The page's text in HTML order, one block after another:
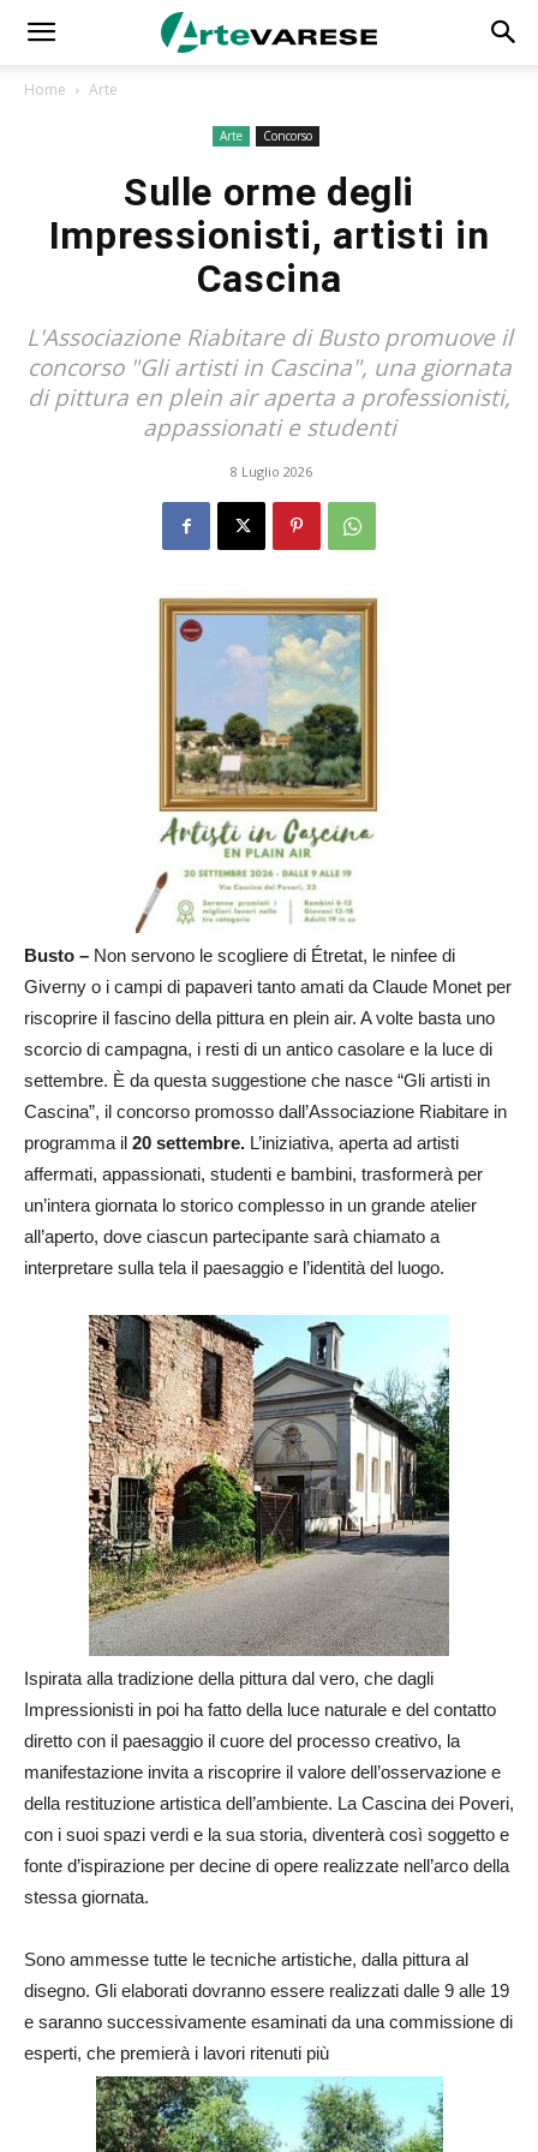
Home Arte
Arte Concorso
Sulle orme degli
Impressionisti, artisti in
Cascina
L'Associazione Riabitare di Busto promuove il
concorso "Gli artisti in Cascina", una giornata
di pittura en plein air aperta a professionisti,
appassionati e studenti
8 Luglio 2026
Busto – Non servono le scogliere di Étretat, le ninfee di
Giverny o i campi di papaveri tanto amati da Claude Monet per
riscoprire il fascino della pittura en plein air. A volte basta uno
scorcio di campagna, i resti di un antico casolare e la luce di
settembre. È da questa suggestione che nasce “Gli artisti in
Cascina”, il concorso promosso dall’Associazione Riabitare in
programma il 20 settembre. L’iniziativa, aperta ad artisti
affermati, appassionati, studenti e bambini, trasformerà per
un’intera giornata lo storico complesso in un grande atelier
all’aperto, dove ciascun partecipante sarà chiamato a
interpretare sulla tela il paesaggio e l’identità del luogo.
Ispirata alla tradizione della pittura dal vero, che dagli
Impressionisti in poi ha fatto della luce naturale e del contatto
diretto con il paesaggio il cuore del processo creativo, la
manifestazione invita a riscoprire il valore dell’osservazione e
della restituzione artistica dell’ambiente. La Cascina dei Poveri,
con i suoi spazi verdi e la sua storia, diventerà così soggetto e
fonte d’ispirazione per decine di opere realizzate nell’arco della
stessa giornata.
Sono ammesse tutte le tecniche artistiche, dalla pittura al
disegno. Gli elaborati dovranno essere realizzati dalle 9 alle 19
e saranno successivamente esaminati da una commissione di
esperti, che premierà i lavori ritenuti più